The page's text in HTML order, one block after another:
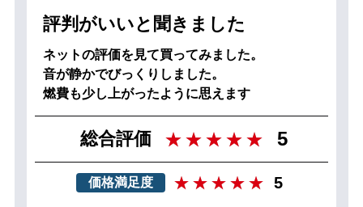
評判がいいと聞きました
ネットの評価を見て買ってみました。
音が静かでびっくりしました。
燃費も少し上がったように思えます
総合評価 5
価格満足度 5